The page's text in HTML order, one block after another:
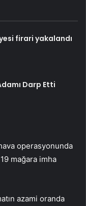
firari yakalandı
Darp Etti
operasyonunda
mağara imha
azami oranda